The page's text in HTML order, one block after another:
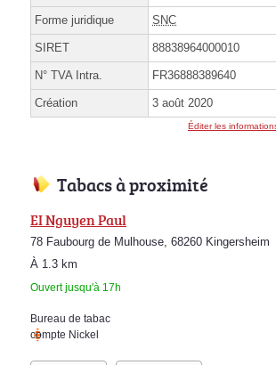
Forme juridique SNC
SIRET 88838964000010
N° TVA Intra. FR36888389640
Création 3 août 2020
Éditer les
Tabacs à proximité
EI Nguyen Paul
78 Faubourg de Mulhouse, 68260 Kingersheim
À 1.3 km
Ouvert jusqu'à 17h
Bureau de tabac
compte Nickel